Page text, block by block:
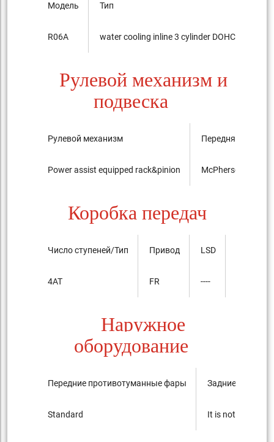
Модель
R06A
Тип
water cooling inline 3 cylinder DOHC 12-
Рулевой механизм и
подвеска
Рулевой механизм
Power assist equipped rack&pinion
Передняя
McPherson Strut
Коробка передач
Число ступеней/Тип
4AT
Привод
FR
LSD
----
Наружное
оборудование
Передние противотуманные фары
Standard
Задние
It is not